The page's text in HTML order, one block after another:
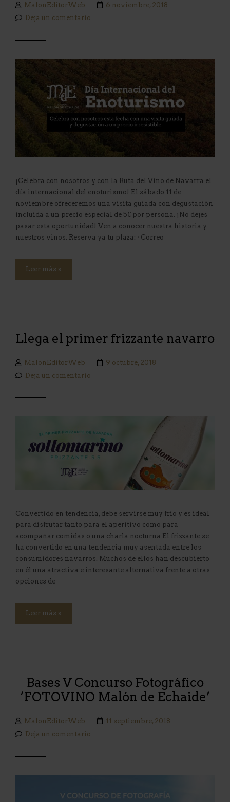
MalonEditorWeb
6 noviembre, 2018
Deja un comentario
¡Celebra con nosotros y con la Ruta del Vino de Navarra el
día internacional del enoturismo! El sábado 11 de
noviembre ofreceremos una visita guiada con degustación
incluida a un precio especial de 5€ por persona. ¡No dejes
pasar esta oportunidad! Ven a conocer nuestra historia y
nuestros vinos. Reserva ya tu plaza: · Correo
Leer más »
Llega el primer frizzante navarro
MalonEditorWeb
9 octubre, 2018
Deja un comentario
Convertido en tendencia, debe servirse muy frío y es ideal
para disfrutar tanto para el aperitivo como para
acompañar comidas o una charla nocturna El frizzante se
ha convertido en una tendencia muy asentada entre los
consumidores navarros. Muchos de ellos han descubierto
en él una atractiva e interesante alternativa frente a otras
opciones de
Leer más »
Bases V Concurso Fotográfico
‘FOTOVINO Malón de Echaide’
MalonEditorWeb
11 septiembre, 2018
Deja un comentario